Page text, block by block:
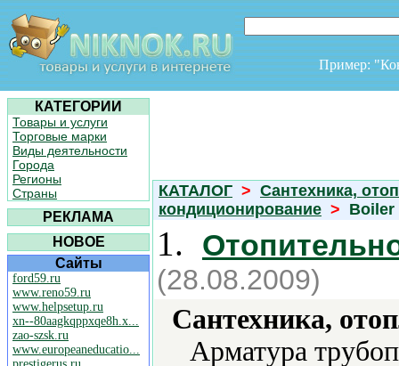
Пример:
КАТЕГОРИИ
Товары и услуги
Торговые марки
Виды деятельности
Города
Регионы
Страны
РЕКЛАМА
НОВОЕ
Сайты
ford59.ru
www.reno59.ru
www.helpsetup.ru
xn--80aagkqppxqe8h.x...
zao-szsk.ru
www.europeaneducatio...
КАТАЛОГ > Сантехника,
кондиционирование > Boiler
1.
(28.08.2009)
Сантехника,
Арматура